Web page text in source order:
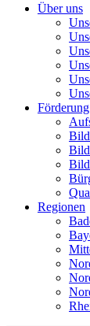
Über uns
Förderung
Regionen